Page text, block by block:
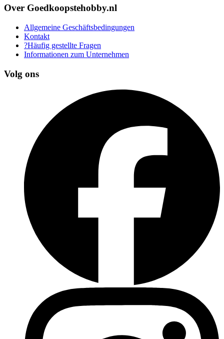
Over Goedkoopstehobby.nl
Allgemeine Geschäftsbedingungen
Kontakt
?Häufig gestellte Fragen
Informationen zum Unternehmen
Volg ons